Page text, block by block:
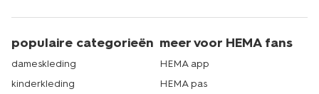
populaire categorieën
dameskleding
kinderkleding
meer voor HEMA fans
HEMA app
HEMA pas